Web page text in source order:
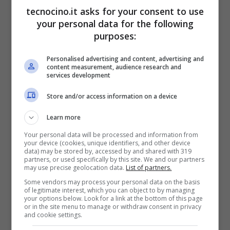
Letexo potrebbe essere adottato da modello
per diversi nuovi dispositivi simili che
potrebbero spaziare da una diagonale da 12
fino ai 13 o 14 pollici, con una
standard, una dotazione porte completa e
ovviamente tutta la potenza dei componenti
Intel, a basso consumo energetico. Infine, si
vocifera anche di un interessamento di
Sony, che al CES 2012 aveva presentato un
prototipo di Ultrabook scorrevole marchiato
Vaio, con display da 12/13″ eWindows 8,
speaker e diverse porte. I nuovi Ultrabook
tecnocino.it asks for your consent to use
your personal data for the following
purposes:
Personalised advertising and content, advertising and
content measurement, audience research and
services development
Store and/or access information on a device
Learn more
Your personal data will be processed and information from
your device (cookies, unique identifiers, and other device
data) may be stored by, accessed by and shared with 319
partners, or used specifically by this site. We and our partners
may use precise geolocation data. List of partners.
Some vendors may process your personal data on the basis
of legitimate interest, which you can object to by managing
your options below. Look for a link at the bottom of this page
or in the site menu to manage or withdraw consent in privacy
and cookie settings.